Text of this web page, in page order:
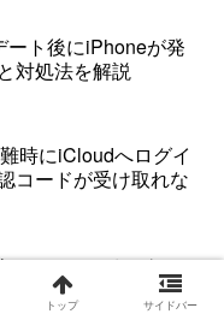
ート後にiPhoneが発
対処法を解説
時にiCloudへログイ
コードが受け取れな
のスペック・
日・価格を初心者向
トップ サイドバー